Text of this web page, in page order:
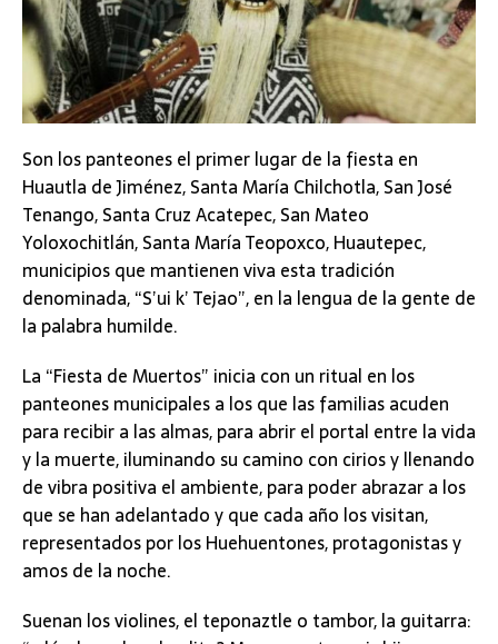
Son los panteones el primer lugar de la fiesta en
Huautla de Jiménez, Santa María Chilchotla, San José
Tenango, Santa Cruz Acatepec, San Mateo
Yoloxochitlán, Santa María Teopoxco, Huautepec,
municipios que mantienen viva esta tradición
denominada, “S’ui k’ Tejao”, en la lengua de la gente de
la palabra humilde.
La “Fiesta de Muertos” inicia con un ritual en los
panteones municipales a los que las familias acuden
para recibir a las almas, para abrir el portal entre la vida
y la muerte, iluminando su camino con cirios y llenando
de vibra positiva el ambiente, para poder abrazar a los
que se han adelantado y que cada año los visitan,
representados por los Huehuentones, protagonistas y
amos de la noche.
Suenan los violines, el teponaztle o tambor, la guitarra: